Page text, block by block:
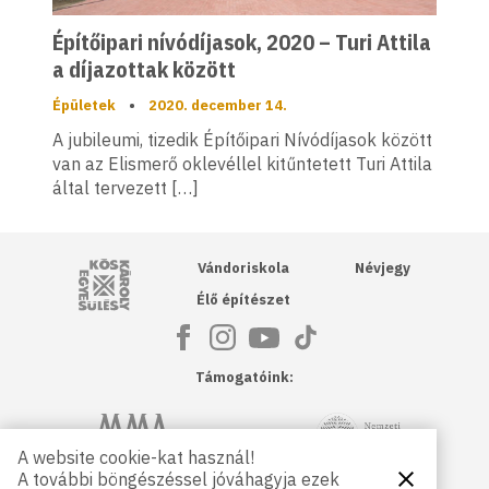
Építőipari nívódíjasok, 2020 – Turi Attila
a díjazottak között
Épületek • 2020. december 14.
A jubileumi, tizedik Építőipari Nívódíjasok között
van az Elismerő oklevéllel kitűntetett Turi Attila
által tervezett […]
Kós Károly Egyesülés
Vándoriskola
Élő építészet
Névjegy
Támogatóink:
Magyar Művészeti Akadémia NKA
A website cookie-kat használ!
A további böngészéssel jóváhagyja ezek